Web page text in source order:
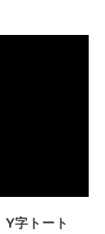
字トート